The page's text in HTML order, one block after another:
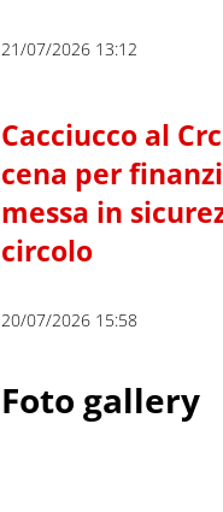
21/07/2026 13:12
Cacciucco al
cena per
messa in
circolo
20/07/2026 15:58
Foto gallery